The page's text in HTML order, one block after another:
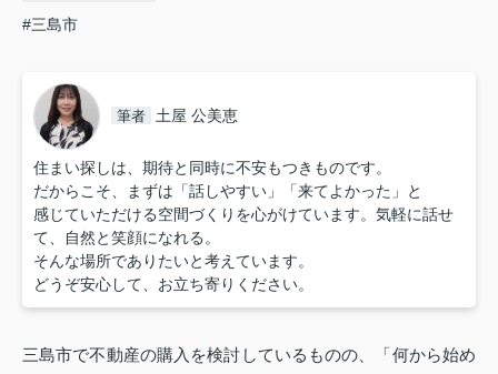
#三島市
筆者 土屋 公美恵
住まい探しは、期待と同時に不安もつきものです。
だからこそ、まずは「話しやすい」「来てよかった」と
感じていただける空間づくりを心がけています。気軽に話せ
て、自然と笑顔になれる。
そんな場所でありたいと考えています。
どうぞ安心して、お立ち寄りください。
三島市で不動産の購入を検討しているものの、「何から始め